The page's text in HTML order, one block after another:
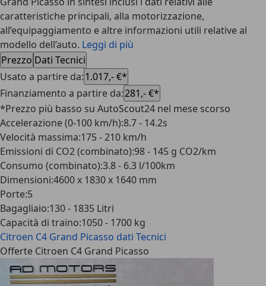
caratteristiche principali, alla motorizzazione,
all’equipaggiamento e altre informazioni utili relative al
modello dell’auto. Leggi di più
Prezzo Dati Tecnici
Usato a partire da:1.017,- €*
Finanziamento a partire da:281,- €*
*Prezzo più basso su AutoScout24 nel mese scorso
Accelerazione (0-100 km/h):8.7 - 14.2s
Velocità massima:175 - 210 km/h
Emissioni di CO2 (combinato):98 - 145 g CO2/km
Consumo (combinato):3.8 - 6.3 l/100km
Dimensioni:4600 x 1830 x 1640 mm
Porte:5
Bagagliaio:130 - 1835 Litri
Capacità di traino:1050 - 1700 kg
Citroen C4 Grand Picasso dati Tecnici
Offerte Citroen C4 Grand Picasso